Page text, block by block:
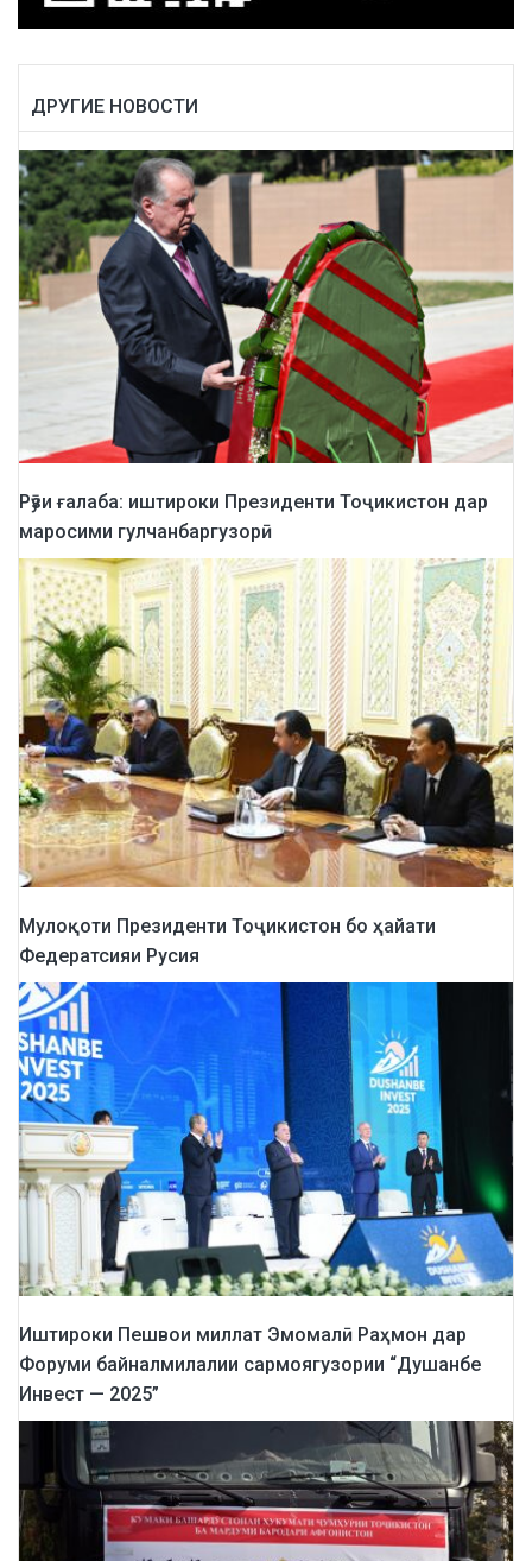
ДРУГИЕ НОВОСТИ
Рӯзи ғалаба: иштироки Президенти Тоҷикистон дар
маросими гулчанбаргузорӣ
Мулоқоти Президенти Тоҷикистон бо ҳайати
Федератсияи Русия
Иштироки Пешвои миллат Эмомалӣ Раҳмон дар
Форуми байналмилалии сармоягузории “Душанбе
Инвест — 2025”